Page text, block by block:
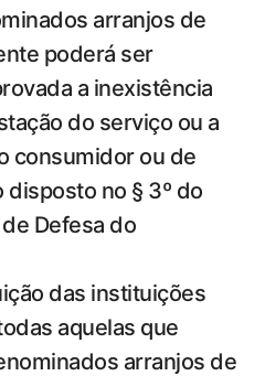
arranjos de
poderá ser
a inexistência
do serviço ou a
consumidor ou de
no § 3º do
Defesa do
das instituições
aquelas que
arranjos de